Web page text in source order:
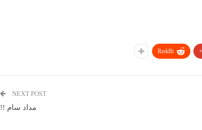
ReddIt
NEXT POST
مداد سام !!